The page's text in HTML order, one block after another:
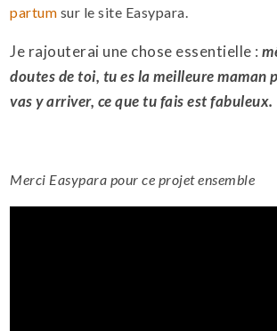
partum sur le site Easypara.
Je rajouterai une chose essentielle :
doutes de toi, tu es la meilleure maman
vas y arriver, ce que tu fais est fabuleux.
Merci Easypara pour ce projet ensemble